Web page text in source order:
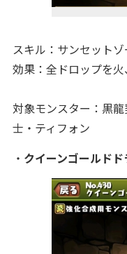
スキル：サンセットゾ
効果：全ドロップを火
対象モンスター：黒
士・ティフォン
・ クイーンゴールドド